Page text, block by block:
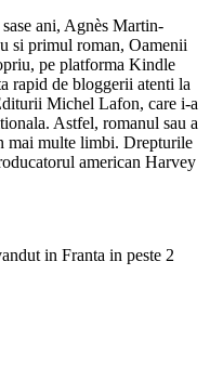
ani, Agnès Martin-
si primul roman, Oamenii
pe platforma Kindle
rapid de bloggerii atenti la
Michel Lafon, care i-a
Astfel, romanul sau a
mai multe limbi. Drepturile
american Harvey
in Franta in peste 2